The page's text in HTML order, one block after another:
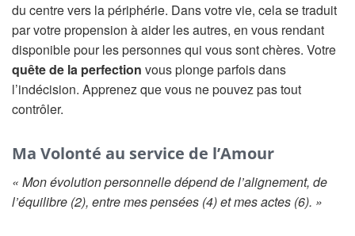
du centre vers la périphérie. Dans votre vie, cela se traduit
par votre propension à aider les autres, en vous rendant
disponible pour les personnes qui vous sont chères. Votre
quête de la perfection vous plonge parfois dans
l’indécision. Apprenez que vous ne pouvez pas tout
contrôler.
Ma Volonté au service de l’Amour
« Mon évolution personnelle dépend de l’alignement, de
l’équilibre (2), entre mes pensées (4) et mes actes (6). »